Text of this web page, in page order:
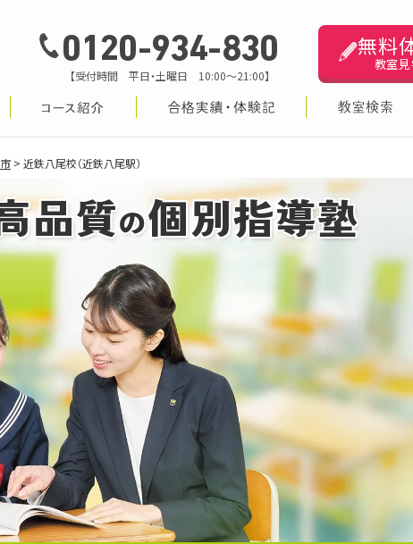
0120-934-830
【受付時間 平日・土曜日 10:00～21:00】
無料
教室
> 近鉄八尾校（近鉄八尾駅）
品質の個別指導塾